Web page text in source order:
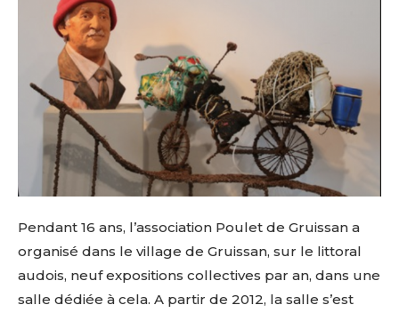
Pendant 16 ans, l’association Poulet de Gruissan a
organisé dans le village de Gruissan, sur le littoral
audois, neuf expositions collectives par an, dans une
salle dédiée à cela. A partir de 2012, la salle s’est